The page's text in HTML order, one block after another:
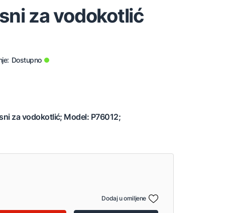
za vodokotlić
Dostupno
za vodokotlić; Model: P76012;
Dodaj u omiljene